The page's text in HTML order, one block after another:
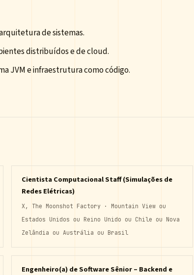
de sistemas.
distribuídos e de cloud.
JVM e infraestrutura como código.
Cientista Computacional Staff (Simulações de
Redes Elétricas)
X, The Moonshot Factory · Mountain View ou
Estados Unidos ou Reino Unido ou Chile ou Nova
Zelândia ou Austrália ou Brasil
Engenheiro(a) de Software Sênior – Backend e